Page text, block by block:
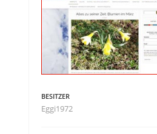
BESITZER
Eggi1972